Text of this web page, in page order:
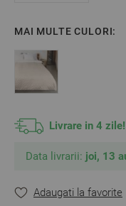
materiale.
Potrivită pentru
Un cadou minunat
Caracteristici:
Culoare: Gri
Mărime: 240/260 cm
tonalitatea.
MAI MULTE CULORI:
Livrare in 4 zile!
Data livrarii: joi, 13
Adaugati la favorite